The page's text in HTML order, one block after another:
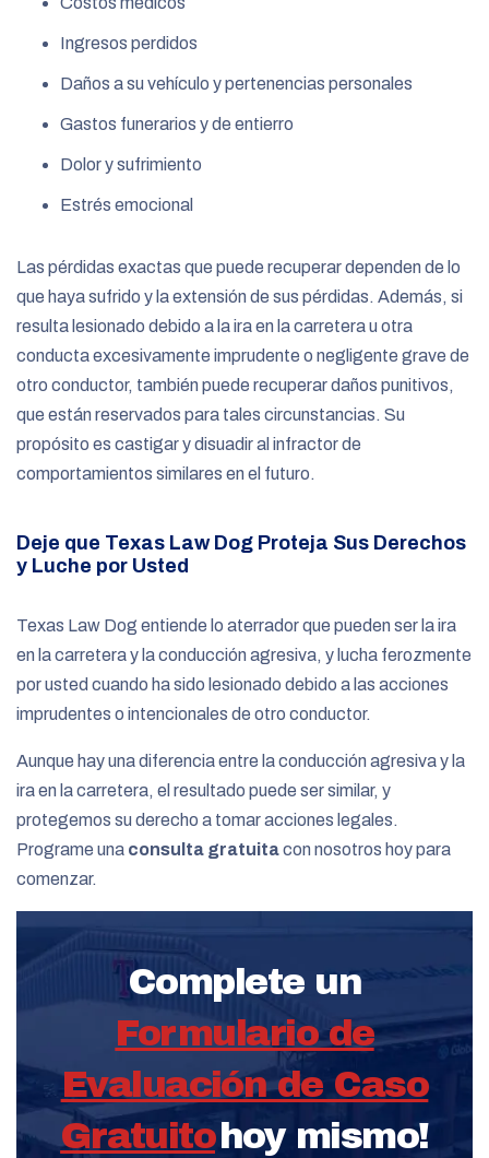
Ingresos perdidos
Daños a su vehículo y pertenencias personales
Gastos funerarios y de entierro
Dolor y sufrimiento
Estrés emocional
Las pérdidas exactas que puede recuperar dependen de lo
que haya sufrido y la extensión de sus pérdidas. Además, si
resulta lesionado debido a la ira en la carretera u otra
conducta excesivamente imprudente o negligente grave de
otro conductor, también puede recuperar daños punitivos,
que están reservados para tales circunstancias. Su
propósito es castigar y disuadir al infractor de
comportamientos similares en el futuro.
Deje que Texas Law Dog Proteja Sus Derechos
y Luche por Usted
Texas Law Dog entiende lo aterrador que pueden ser la ira
en la carretera y la conducción agresiva, y lucha ferozmente
por usted cuando ha sido lesionado debido a las acciones
imprudentes o intencionales de otro conductor.
Aunque hay una diferencia entre la conducción agresiva y la
ira en la carretera, el resultado puede ser similar, y
protegemos su derecho a tomar acciones legales.
Programe una consulta gratuitacon nosotros hoy para
comenzar.
Complete un
Formulario de
Evaluación de Caso
Gratuitohoy mismo!